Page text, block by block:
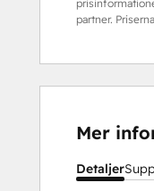
partner.
Mer
Detaljer